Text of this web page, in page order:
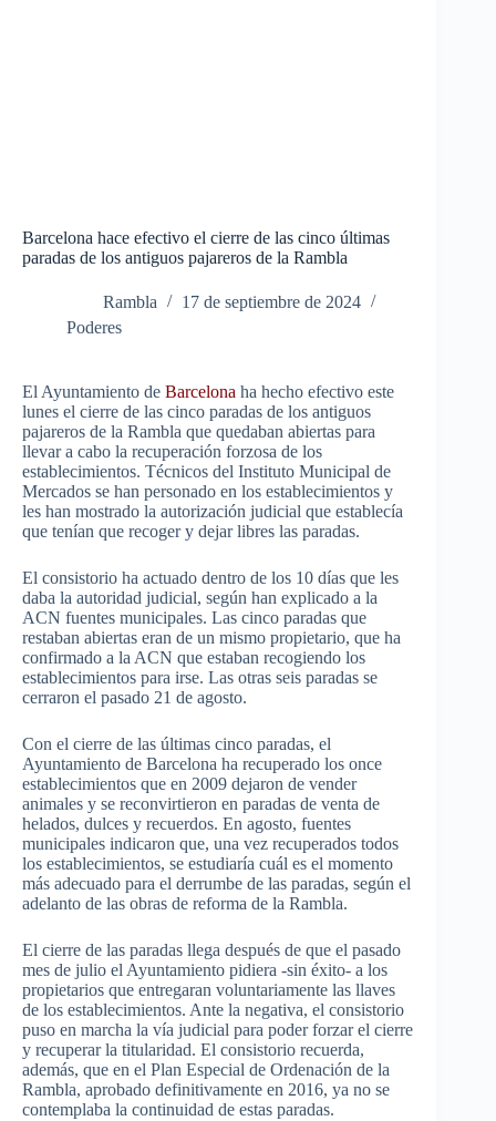
Barcelona hace efectivo el cierre de las cinco últimas
paradas de los antiguos pajareros de la Rambla
Rambla
17 de septiembre de 2024
Poderes
El Ayuntamiento de Barcelona ha hecho efectivo este
lunes el cierre de las cinco paradas de los antiguos
pajareros de la Rambla que quedaban abiertas para
llevar a cabo la recuperación forzosa de los
establecimientos. Técnicos del Instituto Municipal de
Mercados se han personado en los establecimientos y
les han mostrado la autorización judicial que establecía
que tenían que recoger y dejar libres las paradas.
El consistorio ha actuado dentro de los 10 días que les
daba la autoridad judicial, según han explicado a la
ACN fuentes municipales. Las cinco paradas que
restaban abiertas eran de un mismo propietario, que ha
confirmado a la ACN que estaban recogiendo los
establecimientos para irse. Las otras seis paradas se
cerraron el pasado 21 de agosto.
Con el cierre de las últimas cinco paradas, el
Ayuntamiento de Barcelona ha recuperado los once
establecimientos que en 2009 dejaron de vender
animales y se reconvirtieron en paradas de venta de
helados, dulces y recuerdos. En agosto, fuentes
municipales indicaron que, una vez recuperados todos
los establecimientos, se estudiaría cuál es el momento
más adecuado para el derrumbe de las paradas, según el
adelanto de las obras de reforma de la Rambla.
El cierre de las paradas llega después de que el pasado
mes de julio el Ayuntamiento pidiera -sin éxito- a los
propietarios que entregaran voluntariamente las llaves
de los establecimientos. Ante la negativa, el consistorio
puso en marcha la vía judicial para poder forzar el cierre
y recuperar la titularidad. El consistorio recuerda,
además, que en el Plan Especial de Ordenación de la
Rambla, aprobado definitivamente en 2016, ya no se
contemplaba la continuidad de estas paradas.